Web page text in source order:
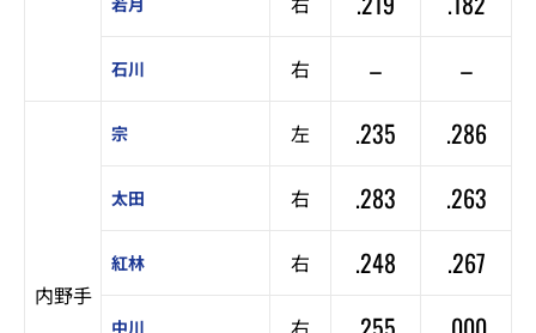
石川 右 – –
内野手
宗 左 .235 .286
太田 右 .283 .263
紅林 右 .248 .267
中川 右